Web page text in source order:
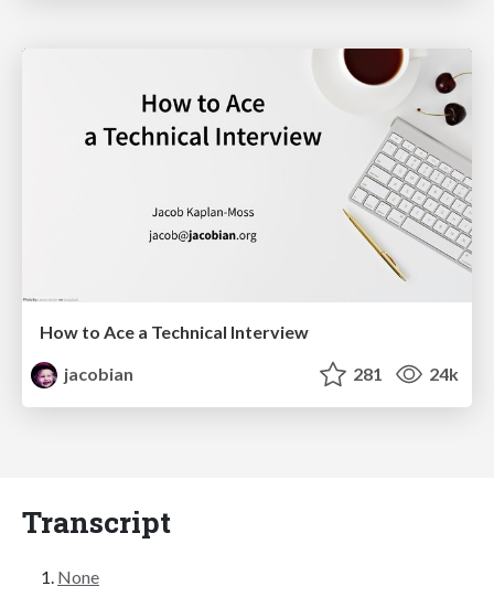
How to Ace a Technical Interview
jacobian
281 24k
Transcript
None